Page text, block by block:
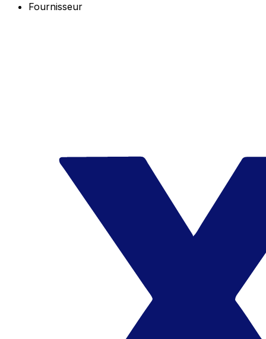
Fournisseur